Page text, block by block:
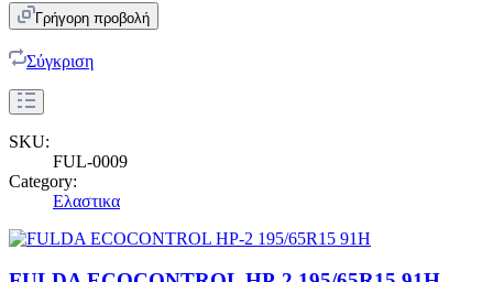
Γρήγορη προβολή
Σύγκριση
SKU:
FUL-0009
Category:
Ελαστικα